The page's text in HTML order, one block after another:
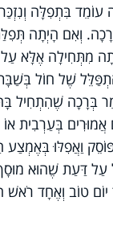
עוֹמֵד בִּתְפִלָּה
וְאִם הָיְתָה
מִתְּחִילָה אֶלָּא
שֶׁל חוֹל
בְּרָכָה שֶׁהִתְחִיל
בְּעַרְבִית אוֹ
וַאֲפִלּוּ בְּאֶמְצַע
דַּעַת שֶׁהוּא
טוֹב וְאֶחָד רֹאשׁ